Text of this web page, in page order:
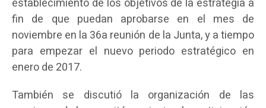
establecimiento de los objetivos de la estrategia a
fin de que puedan aprobarse en el mes de
noviembre en la 36a reunión de la Junta, y a tiempo
para empezar el nuevo periodo estratégico en
enero de 2017.
También se discutió la organización de las